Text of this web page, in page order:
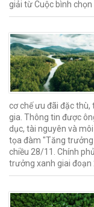
giải từ Cuộc bình chọn
cơ chế ưu đãi đặc
gia. Thông tin được
dục, tài nguyên và
tọa đàm "Tăng trưởng
chiều 28/11. Chính
trưởng xanh giai đoạn